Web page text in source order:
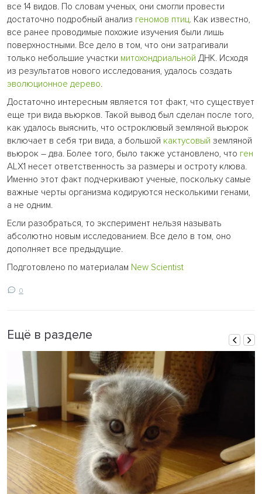
все 14 видов. По словам ученых, они смогли провести
достаточно подробный анализ геномов птиц. Как известно,
все ранее проводимые похожие изучения были лишь
поверхностными. Все дело в том, что они затрагивали
только небольшие участки митохондриальной ДНК. Исходя
из результатов нового исследования, удалось создать
эволюционное дерево.
Достаточно интересным является тот факт, что существует
еще три вида вьюрков. Такой вывод был сделан после того,
как удалось выяснить, что остроклювый земляной вьюрок
включает в себя три вида, а большой кактусовый земляной
вьюрок – два. Более того, было также установлено, что ген
ALX1 несет ответственность за размеры и остроту клюва.
Именно этот факт подчеркивают ученые, поскольку самые
важные черты организма кодируются несколькими генами,
а не одним.
Если разобраться, то эксперимент нельзя называть
абсолютно новым исследованием. Все дело в том, оно
дополняет все предыдущие.
Подготовлено по материалам New Scientist
0
Ещё в разделе